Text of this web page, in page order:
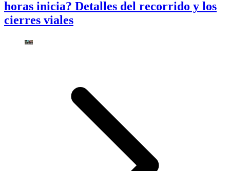
horas inicia? Detalles del recorrido y los
cierres viales